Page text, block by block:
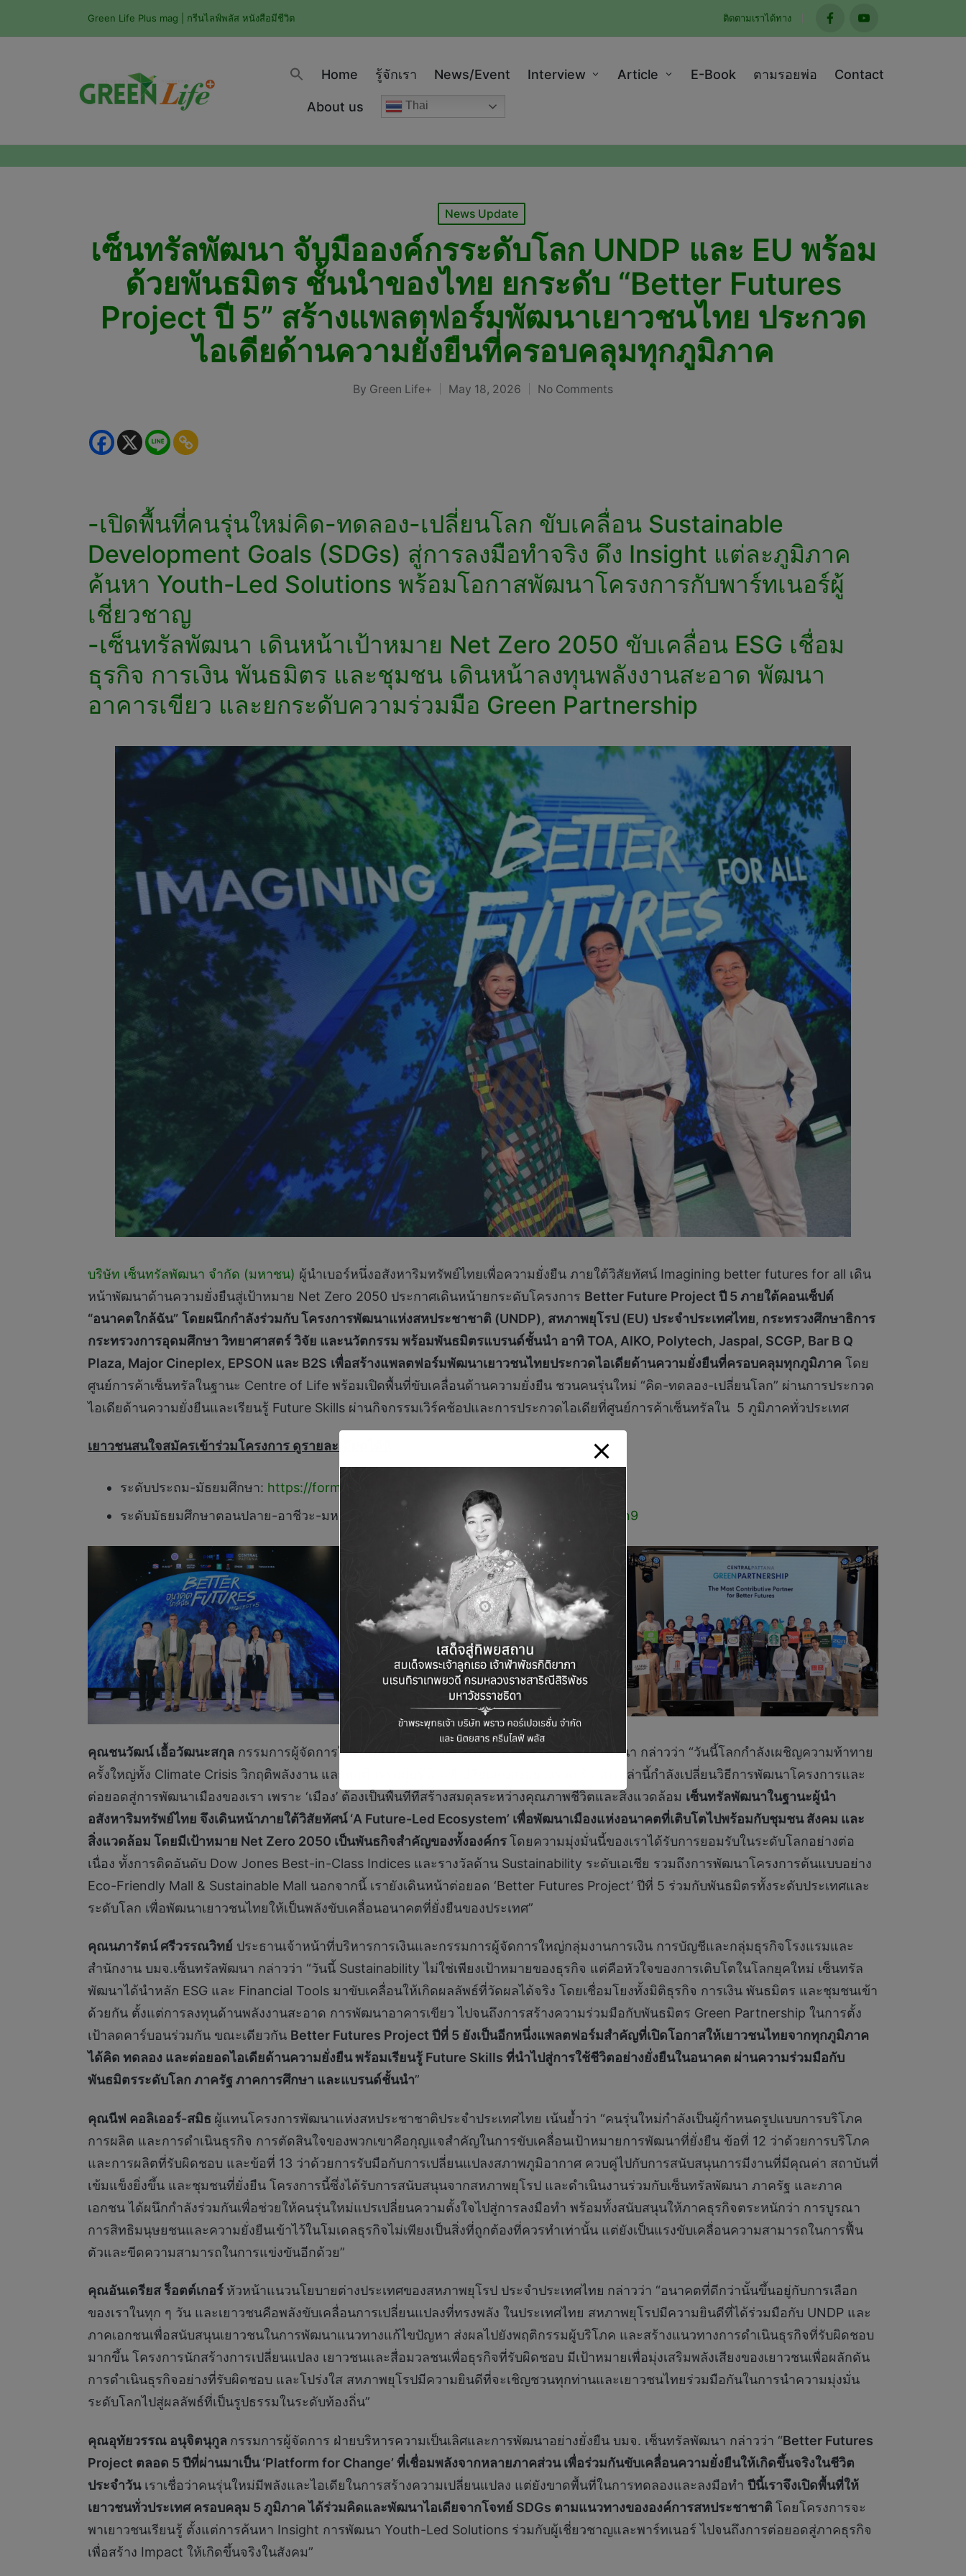
Green Life Plus mag | กรีนไลฟ์พลัส หนังสือมีชีวิต ติดตามเราได้ทาง
facebookyoutube
Home รู้จักเรา News/Event Interview Article E-Book ตามรอยพ่อ Contact
About us Thai
Posted
News Update
เซ็นทรัลพัฒนา จับมือองค์กรระดับโลก UNDP และ EU พร้อม
ด้วยพันธมิตร ชั้นนำของไทย ยกระดับ “Better Futures
Project ปี 5” สร้างแพลตฟอร์มพัฒนาเยาวชนไทย ประกวด
ไอเดียด้านความยั่งยืนที่ครอบคลุมทุกภูมิภาค
Posted
By Green Life+ May 18, 2026 No Comments
-เปิดพื้นที่คนรุ่นใหม่คิด-ทดลอง-เปลี่ยนโลก ขับเคลื่อน Sustainable
Development Goals (SDGs) สู่การลงมือทำจริง ดึง Insight แต่ละภูมิภาค
ค้นหา Youth-Led Solutions พร้อมโอกาสพัฒนาโครงการกับพาร์ทเนอร์ผู้
เชี่ยวชาญ
-เซ็นทรัลพัฒนา เดินหน้าเป้าหมาย Net Zero 2050 ขับเคลื่อน ESG เชื่อม
ธุรกิจ การเงิน พันธมิตร และชุมชน เดินหน้าลงทุนพลังงานสะอาด พัฒนา
อาคารเขียว และยกระดับความร่วมมือ Green Partnership
บริษัท เซ็นทรัลพัฒนา จำกัด (มหาชน) ผู้นำเบอร์หนึ่งอสังหาริมทรัพย์ไทยเพื่อความยั่งยืน ภายใต้วิสัยทัศน์ Imagining better futures for all เดิน
หน้าพัฒนาด้านความยั่งยืนสู่เป้าหมาย Net Zero 2050 ประกาศเดินหน้ายกระดับโครงการ Better Future Project ปี 5 ภายใต้คอนเซ็ปต์
“อนาคตใกล้ฉัน” โดยผนึกกำลังร่วมกับ โครงการพัฒนาแห่งสหประชาชาติ (UNDP), สหภาพยุโรป (EU) ประจำประเทศไทย, กระทรวงศึกษาธิการ
กระทรวงการอุดมศึกษา วิทยาศาสตร์ วิจัย และนวัตกรรม พร้อมพันธมิตรแบรนด์ชั้นนำ อาทิ TOA, AIKO, Polytech, Jaspal, SCGP, Bar B Q
Plaza, Major Cineplex, EPSON และ B2S เพื่อสร้างแพลตฟอร์มพัฒนาเยาวชนไทยประกวดไอเดียด้านความยั่งยืนที่ครอบคลุมทุกภูมิภาค โดย
ศูนย์การค้าเซ็นทรัลในฐานะ Centre of Life พร้อมเปิดพื้นที่ขับเคลื่อนด้านความยั่งยืน ชวนคนรุ่นใหม่ “คิด-ทดลอง-เปลี่ยนโลก” ผ่านการประกวด
ไอเดียด้านความยั่งยืนและเรียนรู้ Future Skills ผ่านกิจกรรมเวิร์คช้อปและการประกวดไอเดียที่ศูนย์การค้าเซ็นทรัลใน 5 ภูมิภาคทั่วประเทศ
เยาวชนสนใจสมัครเข้าร่วมโครงการ ดูรายละเอียดได้ที่
ระดับประถม-มัธยมศึกษา: https://forms.gle/jGC2wBFLDwtHJQyG
ระดับมัธยมศึกษาตอนปลาย-อาชีวะ-มหาวิทยาลัย:
https://forms.gle/qkiPRVxm9RY41eXn9
คุณชนวัฒน์ เอื้อวัฒนะสกุล กรรมการผู้จัดการใหญ่และประธานเจ้าหน้าที่บริหาร บมจ.เซ็นทรัลพัฒนา กล่าวว่า “วันนี้โลกกำลังเผชิญความท้าทาย
ครั้งใหญ่ทั้ง Climate Crisis วิกฤติพลังงาน และพฤติกรรมผู้บริโภคที่เปลี่ยนแปลงอย่างรวดเร็ว สิ่งเหล่านี้กำลังเปลี่ยนวิธีการพัฒนาโครงการและ
ต่อยอดสู่การพัฒนาเมืองของเรา เพราะ ‘เมือง’ ต้องเป็นพื้นที่ที่สร้างสมดุลระหว่างคุณภาพชีวิตและสิ่งแวดล้อม เซ็นทรัลพัฒนาในฐานะผู้นำ
อสังหาริมทรัพย์ไทย จึงเดินหน้าภายใต้วิสัยทัศน์ ‘A Future-Led Ecosystem’ เพื่อพัฒนาเมืองแห่งอนาคตที่เติบโตไปพร้อมกับชุมชน สังคม และ
สิ่งแวดล้อม โดยมีเป้าหมาย Net Zero 2050 เป็นพันธกิจสำคัญของทั้งองค์กรโดยความมุ่งมั่นนี้ของเราได้รับการยอมรับในระดับโลกอย่างต่อ
เนื่อง ทั้งการติดอันดับ Dow Jones Best-in-Class Indices และรางวัลด้าน Sustainability ระดับเอเชีย รวมถึงการพัฒนาโครงการต้นแบบอย่าง
Eco-Friendly Mall & Sustainable Mall นอกจากนี้ เรายังเดินหน้าต่อยอด ‘Better Futures Project’ ปีที่ 5 ร่วมกับพันธมิตรทั้งระดับประเทศและ
ระดับโลก เพื่อพัฒนาเยาวชนไทยให้เป็นพลังขับเคลื่อนอนาคตที่ยั่งยืนของประเทศ”
คุณนภารัตน์ ศรีวรรณวิทย์ ประธานเจ้าหน้าที่บริหารการเงินและกรรมการผู้จัดการใหญ่กลุ่มงานการเงิน การบัญชีและกลุ่มธุรกิจโรงแรมและ
สำนักงาน บมจ.เซ็นทรัลพัฒนา กล่าวว่า “วันนี้ Sustainability ไม่ใช่เพียงเป้าหมายของธุรกิจ แต่คือหัวใจของการเติบโตในโลกยุคใหม่ เซ็นทรัล
พัฒนาได้นำหลัก ESG และ Financial Tools มาขับเคลื่อนให้เกิดผลลัพธ์ที่วัดผลได้จริง โดยเชื่อมโยงทั้งมิติธุรกิจ การเงิน พันธมิตร และชุมชนเข้า
ด้วยกัน ตั้งแต่การลงทุนด้านพลังงานสะอาด การพัฒนาอาคารเขียว ไปจนถึงการสร้างความร่วมมือกับพันธมิตร Green Partnership ในการตั้ง
เป้าลดคาร์บอนร่วมกัน ขณะเดียวกัน Better Futures Project ปีที่ 5 ยังเป็นอีกหนึ่งแพลตฟอร์มสำคัญที่เปิดโอกาสให้เยาวชนไทยจากทุกภูมิภาค
ได้คิด ทดลอง และต่อยอดไอเดียด้านความยั่งยืน พร้อมเรียนรู้ Future Skills ที่นำไปสู่การใช้ชีวิตอย่างยั่งยืนในอนาคต ผ่านความร่วมมือกับ
พันธมิตรระดับโลก ภาครัฐ ภาคการศึกษา และแบรนด์ชั้นนำ”
คุณนีฟ คอลิเออร์-สมิธ ผู้แทนโครงการพัฒนาแห่งสหประชาชาติประจำประเทศไทย เน้นย้ำว่า “คนรุ่นใหม่กำลังเป็นผู้กำหนดรูปแบบการบริโภค
การผลิต และการดำเนินธุรกิจ การตัดสินใจของพวกเขาคือกุญแจสำคัญในการขับเคลื่อนเป้าหมายการพัฒนาที่ยั่งยืน ข้อที่ 12 ว่าด้วยการบริโภค
และการผลิตที่รับผิดชอบ และข้อที่ 13 ว่าด้วยการรับมือกับการเปลี่ยนแปลงสภาพภูมิอากาศ ควบคู่ไปกับการสนับสนุนการมีงานที่มีคุณค่า สถาบันที่
เข้มแข็งยิ่งขึ้น และชุมชนที่ยั่งยืน โครงการนี้ซึ่งได้รับการสนับสนุนจากสหภาพยุโรป และดำเนินงานร่วมกับเซ็นทรัลพัฒนา ภาครัฐ และภาค
เอกชน ได้ผนึกกำลังร่วมกันเพื่อช่วยให้คนรุ่นใหม่แปรเปลี่ยนความตั้งใจไปสู่การลงมือทำ พร้อมทั้งสนับสนุนให้ภาคธุรกิจตระหนักว่า การบูรณา
การสิทธิมนุษยชนและความยั่งยืนเข้าไว้ในโมเดลธุรกิจไม่เพียงเป็นสิ่งที่ถูกต้องที่ควรทำเท่านั้น แต่ยังเป็นแรงขับเคลื่อนความสามารถในการฟื้น
ตัวและขีดความสามารถในการแข่งขันอีกด้วย”
คุณอันเดรียส ร็อตต์เกอร์ หัวหน้าแนวนโยบายต่างประเทศของสหภาพยุโรป ประจำประเทศไทย กล่าวว่า “อนาคตที่ดีกว่านั้นขึ้นอยู่กับการเลือก
ของเราในทุก ๆ วัน และเยาวชนคือพลังขับเคลื่อนการเปลี่ยนแปลงที่ทรงพลัง ในประเทศไทย สหภาพยุโรปมีความยินดีที่ได้ร่วมมือกับ UNDP และ
ภาคเอกชนเพื่อสนับสนุนเยาวชนในการพัฒนาแนวทางแก้ไขปัญหา ส่งผลไปยังพฤติกรรมผู้บริโภค และสร้างแนวทางการดำเนินธุรกิจที่รับผิดชอบ
มากขึ้น โครงการนักสร้างการเปลี่ยนแปลง เยาวชนและสื่อมวลชนเพื่อธุรกิจที่รับผิดชอบ มีเป้าหมายเพื่อมุ่งเสริมพลังเสียงของเยาวชนเพื่อผลักดัน
การดำเนินธุรกิจอย่างที่รับผิดชอบ และโปร่งใส สหภาพยุโรปมีความยินดีที่จะเชิญชวนทุกท่านและเยาวชนไทยร่วมมือกันในการนำความมุ่งมั่น
ระดับโลกไปสู่ผลลัพธ์ที่เป็นรูปธรรมในระดับท้องถิ่น”
คุณอุทัยวรรณ อนุจิตนุกูล กรรมการผู้จัดการ ฝ่ายบริหารความเป็นเลิศและการพัฒนาอย่างยั่งยืน บมจ. เซ็นทรัลพัฒนา กล่าวว่า “Better Futures
Project ตลอด 5 ปีที่ผ่านมาเป็น ‘Platform for Change’ ที่เชื่อมพลังจากหลายภาคส่วน เพื่อร่วมกันขับเคลื่อนความยั่งยืนให้เกิดขึ้นจริงในชีวิต
ประจำวันเราเชื่อว่าคนรุ่นใหม่มีพลังและไอเดียในการสร้างความเปลี่ยนแปลง แต่ยังขาดพื้นที่ในการทดลองและลงมือทำ ปีนี้เราจึงเปิดพื้นที่ให้
เยาวชนทั่วประเทศ ครอบคลุม 5 ภูมิภาค ได้ร่วมคิดและพัฒนาไอเดียจากโจทย์ SDGs ตามแนวทางขององค์การสหประชาชาติ โดยโครงการจะ
พาเยาวชนเรียนรู้ ตั้งแต่การค้นหา Insight การพัฒนา Youth-Led Solutions ร่วมกับผู้เชี่ยวชาญและพาร์ทเนอร์ ไปจนถึงการต่อยอดสู่ภาคธุรกิจ
เพื่อสร้าง Impact ให้เกิดขึ้นจริงในสังคม”